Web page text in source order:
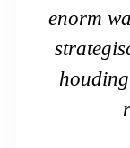
enorm